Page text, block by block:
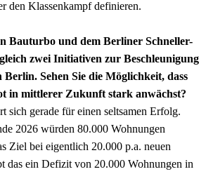
den Klassenkampf definieren.
Bauturbo und dem Berliner Schneller-
zwei Initiativen zur Beschleunigung
Berlin. Sehen Sie die Möglichkeit, dass
in mittlerer Zukunft stark anwächst?
sich gerade für einen seltsamen Erfolg.
2026 würden 80.000 Wohnungen
Ziel bei eigentlich 20.000 p.a. neuen
das ein Defizit von 20.000 Wohnungen in